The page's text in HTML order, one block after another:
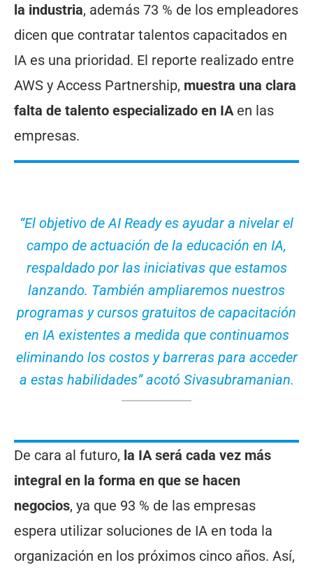
la industria, además 73 % de los empleadores
dicen que contratar talentos capacitados en
IA es una prioridad. El reporte realizado entre
AWS y Access Partnership, muestra una clara
falta de talento especializado en IAen las
empresas.
“El objetivo de AI Ready es ayudar a nivelar el
campo de actuación de la educación en IA,
respaldado por las iniciativas que estamos
lanzando. También ampliaremos nuestros
programas y cursos gratuitos de capacitación
en IA existentes a medida que continuamos
eliminando los costos y barreras para acceder
a estas habilidades” acotó Sivasubramanian.
De cara al futuro, la IA será cada vez más
integral en la forma en que se hacen
negocios, ya que 93 % de las empresas
espera utilizar soluciones de IA en toda la
organización en los próximos cinco años. Así,